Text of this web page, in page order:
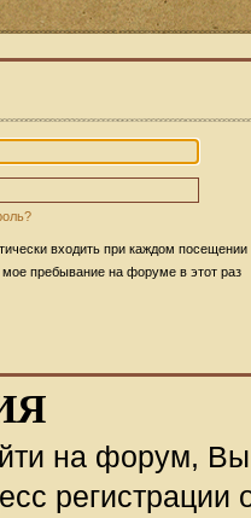
входить при каждом посещении
пребывание на форуме в этот раз
на форум,
регистрации